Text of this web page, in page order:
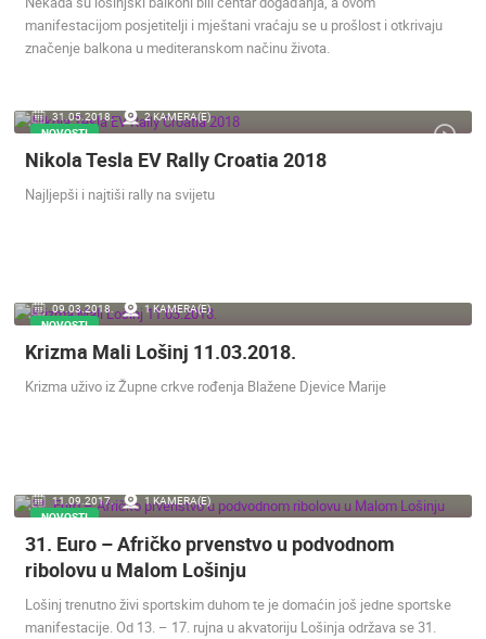
manifestacijom posjetitelji i mještani vraćaju se u prošlost i otkrivaju
značenje balkona u mediteranskom načinu života.
31.05.2018.
2 KAMERA(E)
NOVOSTI
Nikola Tesla EV Rally Croatia 2018
Najljepši i najtiši rally na svijetu
09.03.2018.
1 KAMERA(E)
NOVOSTI
Krizma Mali Lošinj 11.03.2018.
Krizma uživo iz Župne crkve rođenja Blažene Djevice Marije
11.09.2017.
1 KAMERA(E)
NOVOSTI
31. Euro – Afričko prvenstvo u podvodnom
ribolovu u Malom Lošinju
Lošinj trenutno živi sportskim duhom te je domaćin još jedne sportske
manifestacije. Od 13. – 17. rujna u akvatoriju Lošinja održava se 31.